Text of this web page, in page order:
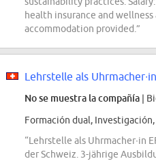
health insurance and
accommodation provided.”
Lehrstelle als
No se muestra la compañía |
Formación dual,
“Lehrstelle als Uhrmacher∙in
der Schweiz. 3-jährige